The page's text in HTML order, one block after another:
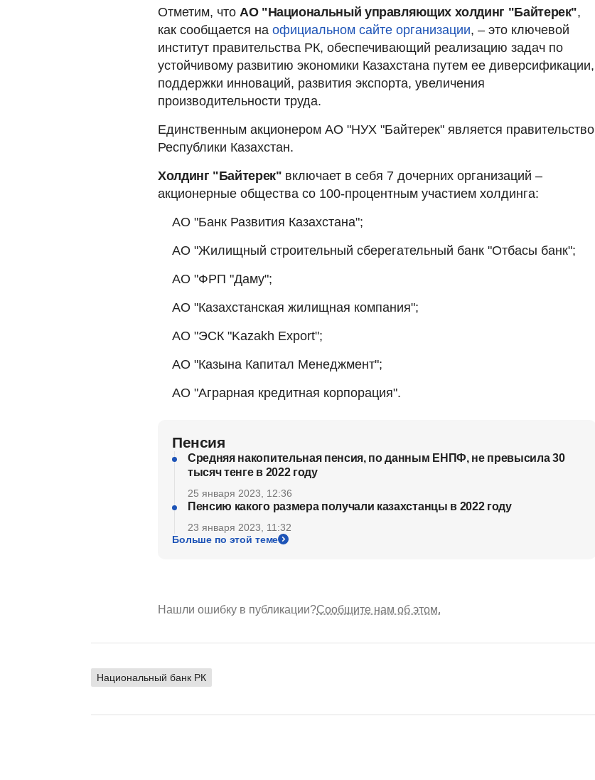
Отметим, что АО "Национальный управляющих холдинг "Байтерек",
как сообщается на официальном сайте организации, – это ключевой
институт правительства РК, обеспечивающий реализацию задач по
устойчивому развитию экономики Казахстана путем ее диверсификации,
поддержки инноваций, развития экспорта, увеличения
производительности труда.
Единственным акционером АО "НУХ "Байтерек" является правительство
Республики Казахстан.
Холдинг "Байтерек" включает в себя 7 дочерних организаций –
акционерные общества со 100-процентным участием холдинга:
АО "Банк Развития Казахстана";
АО "Жилищный строительный сберегательный банк "Отбасы банк";
АО "ФРП "Даму";
АО "Казахстанская жилищная компания";
АО "ЭСК "Kazakh Export";
АО "Казына Капитал Менеджмент";
АО "Аграрная кредитная корпорация".
Пенсия
Средняя накопительная пенсия, по данным ЕНПФ, не превысила 30
тысяч тенге в 2022 году
25 января 2023, 12:36
Пенсию какого размера получали казахстанцы в 2022 году
23 января 2023, 11:32
Больше по этой теме
Нашли ошибку в публикации?Сообщите нам об этом.
Национальный банк РК